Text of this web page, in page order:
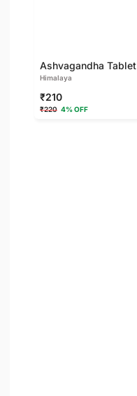
Ashvagandha Tablet
Himalaya
₹210
₹220 4% OFF